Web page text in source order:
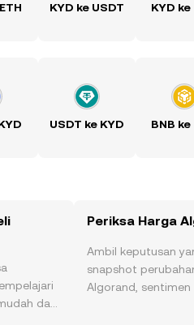
KYD ke USDT KYD ke
USDT ke KYD BNB ke
dari
Periksa Harga
Ambil keputusan
snapshot
Algorand,